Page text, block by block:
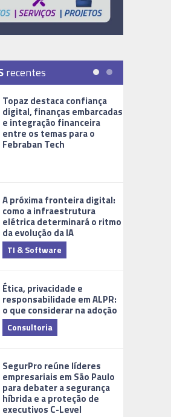
recentes
Topaz destaca confiança
digital, finanças embarcadas
e integração financeira
entre os temas para o
Febraban Tech
A próxima fronteira digital:
como a infraestrutura
elétrica determinará o ritmo
da evolução da IA
TI & Software
Ética, privacidade e
responsabilidade em ALPR:
o que considerar na adoção
Consultoria
SegurPro reúne líderes
empresariais em São Paulo
para debater a segurança
híbrida e a proteção de
executivos C-Level